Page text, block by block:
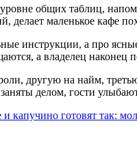
общих таблиц,
делает маленькое
инструкции, а про
а владелец
другую на найм,
делом, гости
и капучино готовят так: